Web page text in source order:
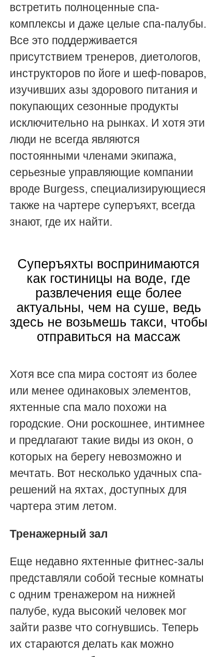
встретить полноценные спа-
комплексы и даже целые спа-палубы.
Все это поддерживается
присутствием тренеров, диетологов,
инструкторов по йоге и шеф-поваров,
изучивших азы здорового питания и
покупающих сезонные продукты
исключительно на рынках. И хотя эти
люди не всегда являются
постоянными членами экипажа,
серьезные управляющие компании
вроде Burgess, специализирующиеся
также на чартере суперъяхт, всегда
знают, где их найти.
Суперъяхты воспринимаются
как гостиницы на воде, где
развлечения еще более
актуальны, чем на суше, ведь
здесь не возьмешь такси, чтобы
отправиться на массаж
Хотя все спа мира состоят из более
или менее одинаковых элементов,
яхтенные спа мало похожи на
городские. Они роскошнее, интимнее
и предлагают такие виды из окон, о
которых на берегу невозможно и
мечтать. Вот несколько удачных спа-
решений на яхтах, доступных для
чартера этим летом.
Тренажерный зал
Еще недавно яхтенные фитнес-залы
представляли собой тесные комнаты
с одним тренажером на нижней
палубе, куда высокий человек мог
зайти разве что согнувшись. Теперь
их стараются делать как можно